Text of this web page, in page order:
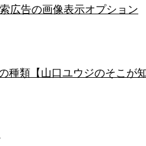
広告の画像表示オプション
種類【山口ユウジのそこが